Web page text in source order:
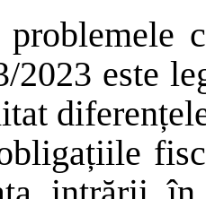
2023 este